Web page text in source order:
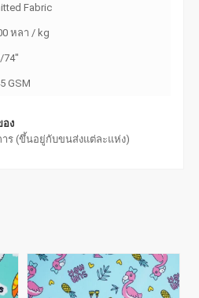
Fabric
หลา / kg
74"
GSM
อง
าร (ขึ้นอยู่กับขนส่งแต่ละแห่ง)